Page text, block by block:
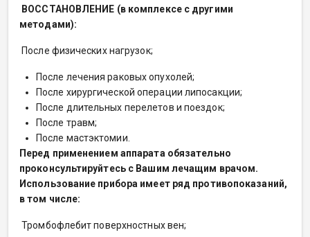
ВОССТАНОВЛЕНИЕ (в комплексе с другими
методами):
После физических нагрузок;
После лечения раковых опухолей;
После хирургической операции липосакции;
После длительных перелетов и поездок;
После травм;
После мастэктомии.
Перед применением аппарата обязательно
проконсультируйтесь с Вашим лечащим врачом.
Использование прибора имеет ряд противопоказаний,
в том числе:
Тромбофлебит поверхностных вен;